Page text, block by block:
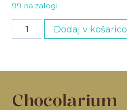
99 na zalogi
Odrasli
količina
Dodaj v košarico
Chocolarium